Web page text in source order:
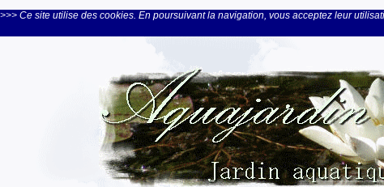
>>> Ce site utilise des cookies. En poursuivant la navigation, vous acceptez leur